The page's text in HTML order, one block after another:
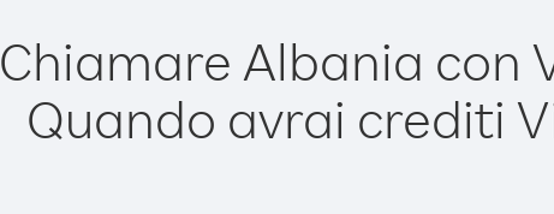
Chiamare Albania con
Quando avrai crediti